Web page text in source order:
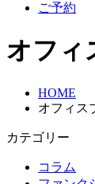
ご予約
オフィ
HOME
オフィス
カテゴリー
コラム